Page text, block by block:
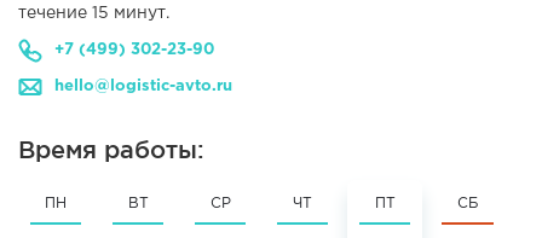
течение 15 минут.
+7 (499) 302-23-90
hello@logistic-avto.ru
Время работы:
ПН ВТ СР ЧТ СБ